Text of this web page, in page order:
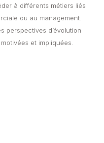
à différents métiers liés
ou au management.
perspectives d’évolution
et impliquées.